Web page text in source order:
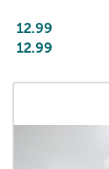
12.99
12.99